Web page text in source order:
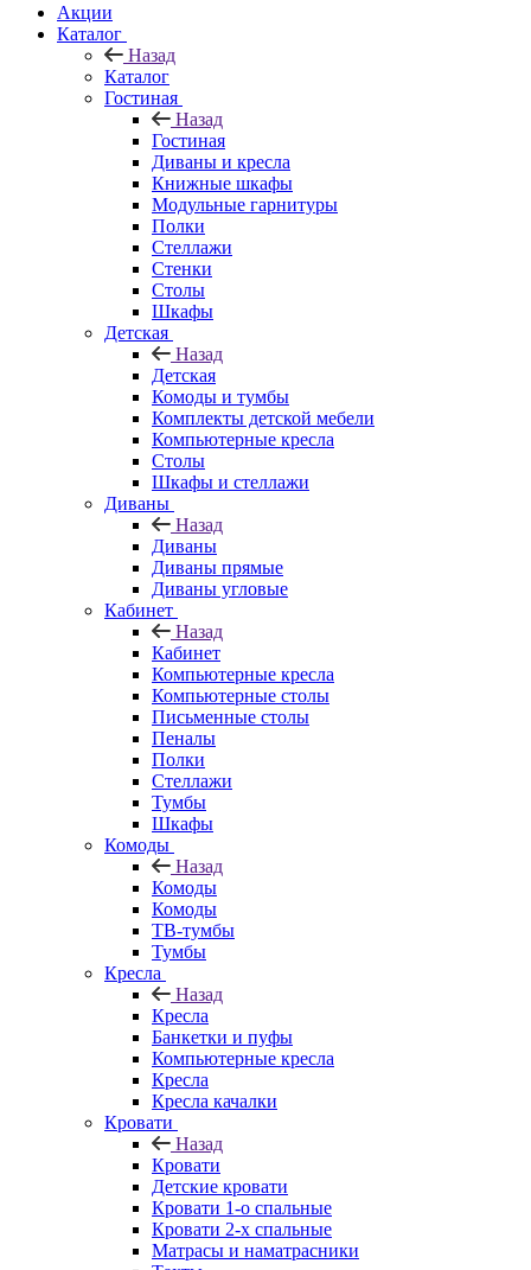
Акции
Каталог
Назад
Каталог
Гостиная
Назад
Гостиная
Диваны и кресла
Книжные шкафы
Модульные гарнитуры
Полки
Стеллажи
Стенки
Столы
Шкафы
Детская
Назад
Детская
Комоды и тумбы
Комплекты детской мебели
Компьютерные кресла
Столы
Шкафы и стеллажи
Диваны
Назад
Диваны
Диваны прямые
Диваны угловые
Кабинет
Назад
Кабинет
Компьютерные кресла
Компьютерные столы
Письменные столы
Пеналы
Полки
Стеллажи
Тумбы
Шкафы
Комоды
Назад
Комоды
Комоды
ТВ-тумбы
Тумбы
Кресла
Назад
Кресла
Банкетки и пуфы
Компьютерные кресла
Кресла
Кресла качалки
Кровати
Назад
Кровати
Детские кровати
Кровати 1-о спальные
Кровати 2-х спальные
Матрасы и наматрасники